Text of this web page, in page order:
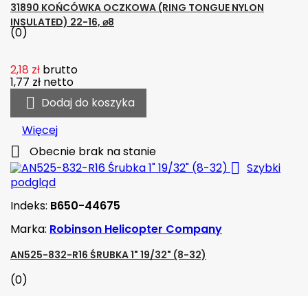
31890 KOŃCÓWKA OCZKOWA (RING TONGUE NYLON
INSULATED) 22-16, ⌀8
(0)
2,18 zł brutto
1,77 zł netto
 Dodaj do koszyka
Więcej
 Obecnie brak na stanie
 Szybki
podgląd
Indeks: B650-44675
Marka: Robinson Helicopter Company
AN525-832-R16 ŚRUBKA 1" 19/32" (8-32)
(0)